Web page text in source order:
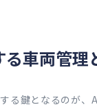
車両管理
る鍵となるのが、